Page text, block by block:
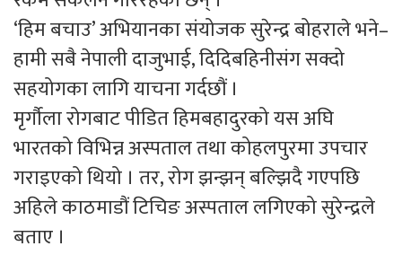
‘हिम बचाउ’ अभियानका संयोजक सुरेन्द्र बोहराले भने–
हामी सबै नेपाली दाजुभाई, दिदिबहिनीसंग सक्दो
सहयोगका लागि याचना गर्दछौं ।
मृर्गौला रोगबाट पीडित हिमबहादुरको यस अघि
भारतको विभिन्न अस्पताल तथा कोहलपुरमा उपचार
गराइएको थियो । तर, रोग झन्झन् बल्झिदै गएपछि
अहिले काठमाडौं टिचिङ अस्पताल लगिएको सुरेन्द्रले
बताए ।